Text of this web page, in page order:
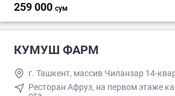
259 000 сум
КУМУШ ФАРМ
г. Ташкент, массив Чиланзар 14-
Ресторан Афруз, на первом этаже